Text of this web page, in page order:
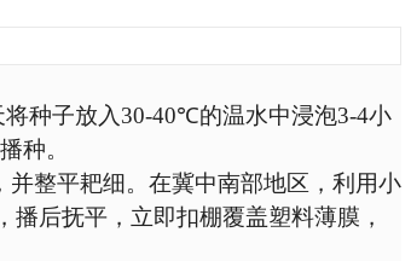
将种子放入 30-40℃的温水中浸泡3-4小
种。
并整平耙细。在冀中南部地区，利用小
播后抚平，立即扣棚覆盖塑料薄膜，